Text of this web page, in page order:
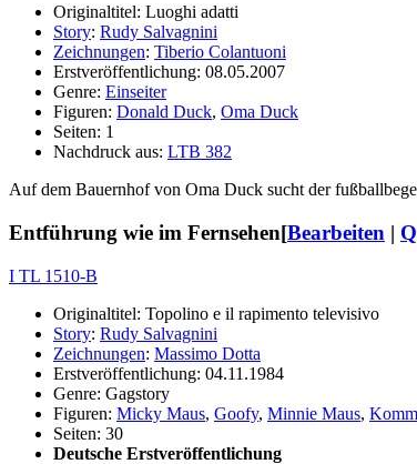
Originaltitel: Luoghi adatti
Story: Rudy Salvagnini
Zeichnungen: Tiberio Colantuoni
Erstveröffentlichung: 08.05.2007
Genre: Einseiter
Figuren: Donald Duck, Oma Duck
Seiten: 1
Nachdruck aus: LTB 382
Auf dem Bauernhof von Oma Duck sucht der
Entführung wie im Fernsehen[Bearbeiten |
I TL 1510-B
Originaltitel: Topolino e il rapimento televisivo
Story: Rudy Salvagnini
Zeichnungen: Massimo Dotta
Erstveröffentlichung: 04.11.1984
Genre: Gagstory
Figuren: Micky Maus, Goofy, Minnie Maus,
Seiten: 30
Deutsche Erstveröffentlichung